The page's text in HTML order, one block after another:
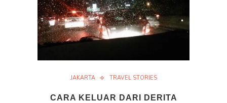
JAKARTA TRAVEL STORIES
CARA KELUAR DARI DERITA